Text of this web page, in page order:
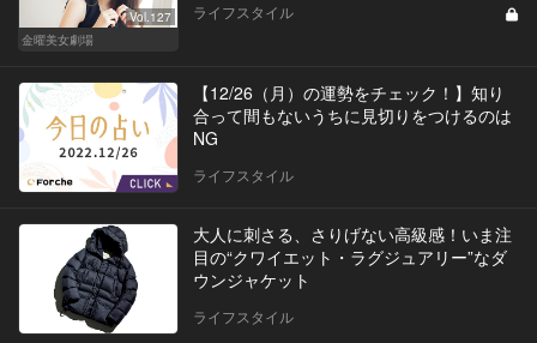
Vol.127
金曜美女劇場
ライフスタイル
【12/26（月）の運勢をチェック！】知り
合って間もないうちに見切りをつけるのは
NG
ライフスタイル
大人に刺さる、さりげない高級感！いま注
目の“クワイエット・ラグジュアリー”なダ
ウンジャケット
ライフスタイル